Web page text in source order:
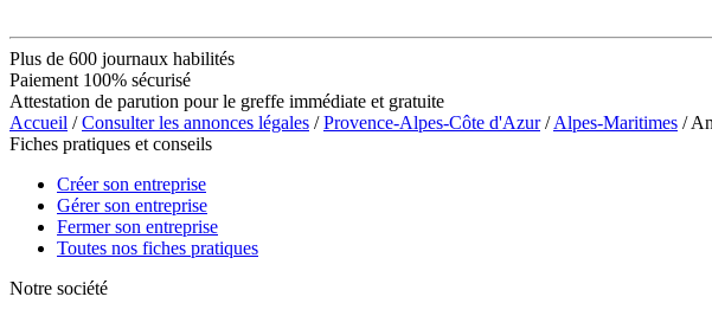
Plus de 600 journaux habilités
Paiement 100% sécurisé
Attestation de parution pour le greffe immédiate et gratuite
Accueil /Consulter les annonces légales /Provence-Alpes-Côte d'Azur/Alpes-Maritimes /
Fiches pratiques et conseils
Créer son entreprise
Gérer son entreprise
Fermer son entreprise
Toutes nos fiches pratiques
Notre société